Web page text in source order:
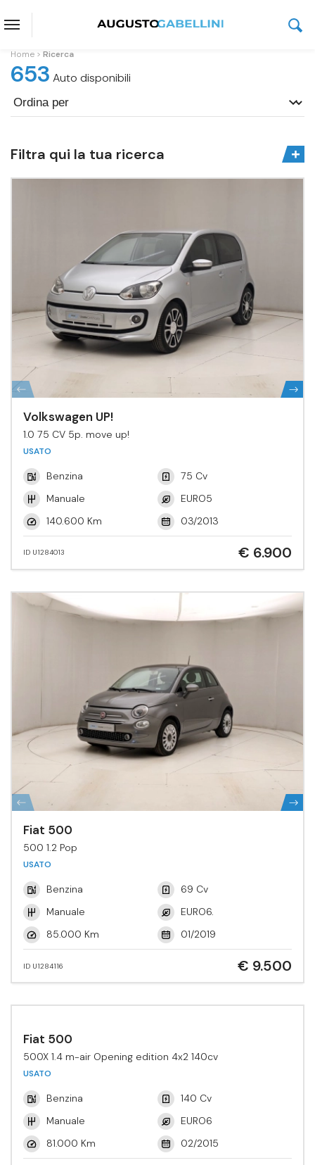
Home Ricerca
653 Auto disponibili
Filtra qui la tua ricerca
Volkswagen UP!
1.0 75 CV 5p. move up!
USATO
Benzina
75 Cv
Manuale
EURO5
140.600 Km
03/2013
ID U1284013 € 6.900
Fiat 500
500 1.2 Pop
USATO
Benzina
69 Cv
Manuale
EURO6.
85.000 Km
01/2019
ID U1284116 € 9.500
Fiat 500
500X 1.4 m-air Opening edition 4x2 140cv
USATO
Benzina
140 Cv
Manuale
EURO6
81.000 Km
02/2015